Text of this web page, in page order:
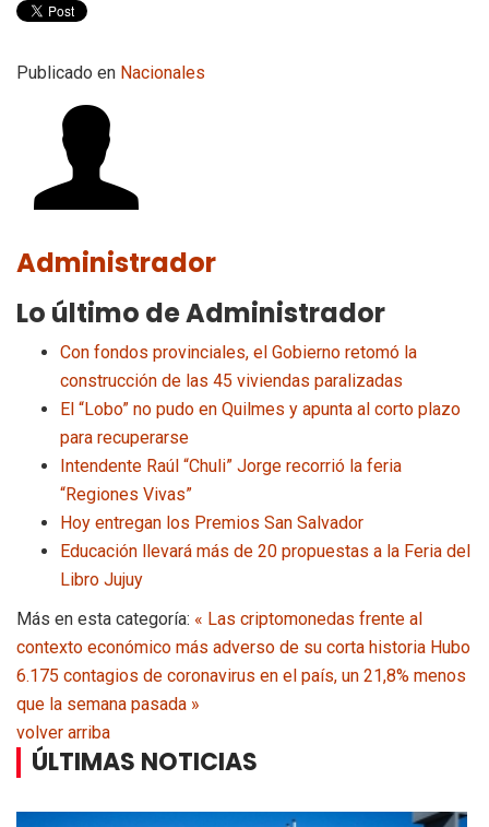
Publicado en Nacionales
Administrador
Lo último de Administrador
Con fondos provinciales, el Gobierno retomó la
construcción de las 45 viviendas paralizadas
El “Lobo” no pudo en Quilmes y apunta al corto plazo
para recuperarse
Intendente Raúl “Chuli” Jorge recorrió la feria
“Regiones Vivas”
Hoy entregan los Premios San Salvador
Educación llevará más de 20 propuestas a la Feria del
Libro Jujuy
Más en esta categoría: « Las criptomonedas frente al
contexto económico más adverso de su corta historia Hubo
6.175 contagios de coronavirus en el país, un 21,8% menos
que la semana pasada »
volver arriba
ÚLTIMAS NOTICIAS